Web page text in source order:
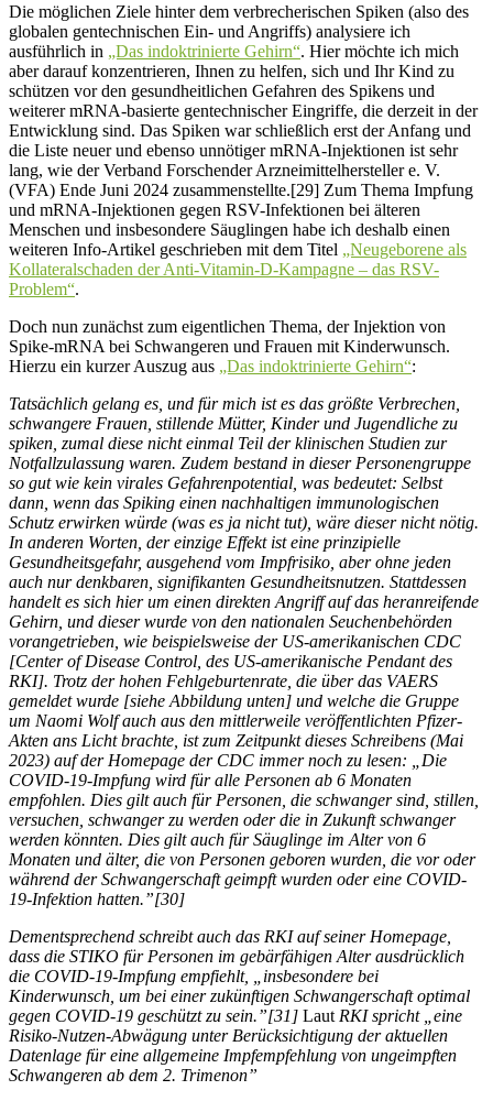
Die möglichen Ziele hinter dem verbrecherischen Spiken (also des
globalen gentechnischen Ein- und Angriffs) analysiere ich
ausführlich in „Das indoktrinierte Gehirn“. Hier möchte ich mich
aber darauf konzentrieren, Ihnen zu helfen, sich und Ihr Kind zu
schützen vor den gesundheitlichen Gefahren des Spikens und
weiterer mRNA-basierte gentechnischer Eingriffe, die derzeit in der
Entwicklung sind. Das Spiken war schließlich erst der Anfang und
die Liste neuer und ebenso unnötiger mRNA-Injektionen ist sehr
lang, wie der Verband Forschender Arzneimittelhersteller e. V.
(VFA) Ende Juni 2024 zusammenstellte.[29] Zum Thema Impfung
und mRNA-Injektionen gegen RSV-Infektionen bei älteren
Menschen und insbesondere Säuglingen habe ich deshalb einen
weiteren Info-Artikel geschrieben mit dem Titel „Neugeborene als
Kollateralschaden der Anti-Vitamin-D-Kampagne – das RSV-
Problem“.
Doch nun zunächst zum eigentlichen Thema, der Injektion von
Spike-mRNA bei Schwangeren und Frauen mit Kinderwunsch.
Hierzu ein kurzer Auszug aus „Das indoktrinierte Gehirn“:
Tatsächlich gelang es, und für mich ist es das größte Verbrechen,
schwangere Frauen, stillende Mütter, Kinder und Jugendliche zu
spiken, zumal diese nicht einmal Teil der klinischen Studien zur
Notfallzulassung waren. Zudem bestand in dieser Personengruppe
so gut wie kein virales Gefahrenpotential, was bedeutet: Selbst
dann, wenn das Spiking einen nachhaltigen immunologischen
Schutz erwirken würde (was es ja nicht tut), wäre dieser nicht nötig.
In anderen Worten, der einzige Effekt ist eine prinzipielle
Gesundheitsgefahr, ausgehend vom Impfrisiko, aber ohne jeden
auch nur denkbaren, signifikanten Gesundheitsnutzen. Stattdessen
handelt es sich hier um einen direkten Angriff auf das heranreifende
Gehirn, und dieser wurde von den nationalen Seuchenbehörden
vorangetrieben, wie beispielsweise der US-amerikanischen CDC
[Center of Disease Control, des US-amerikanische Pendant des
RKI]. Trotz der hohen Fehlgeburtenrate, die über das VAERS
gemeldet wurde [siehe Abbildung unten] und welche die Gruppe
um Naomi Wolf auch aus den mittlerweile veröffentlichten Pfizer-
Akten ans Licht brachte, ist zum Zeitpunkt dieses Schreibens (Mai
2023) auf der Homepage der CDC immer noch zu lesen: „Die
COVID-19-Impfung wird für alle Personen ab 6 Monaten
empfohlen. Dies gilt auch für Personen, die schwanger sind, stillen,
versuchen, schwanger zu werden oder die in Zukunft schwanger
werden könnten. Dies gilt auch für Säuglinge im Alter von 6
Monaten und älter, die von Personen geboren wurden, die vor oder
während der Schwangerschaft geimpft wurden oder eine COVID-
19-Infektion hatten.”[30]
Dementsprechend schreibt auch das RKI auf seiner Homepage,
dass die STIKO für Personen im gebärfähigen Alter ausdrücklich
die COVID-19-Impfung empfiehlt, „insbesondere bei
Kinderwunsch, um bei einer zukünftigen Schwangerschaft optimal
gegen COVID-19 geschützt zu sein.”[31] Laut RKI spricht „eine
Risiko-Nutzen-Abwägung unter Berücksichtigung der aktuellen
Datenlage für eine allgemeine Impfempfehlung von ungeimpften
Schwangeren ab dem 2. Trimenon”